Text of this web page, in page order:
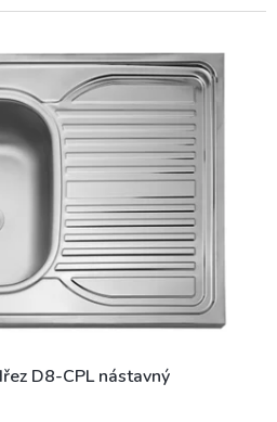
D8-CPL nástavný